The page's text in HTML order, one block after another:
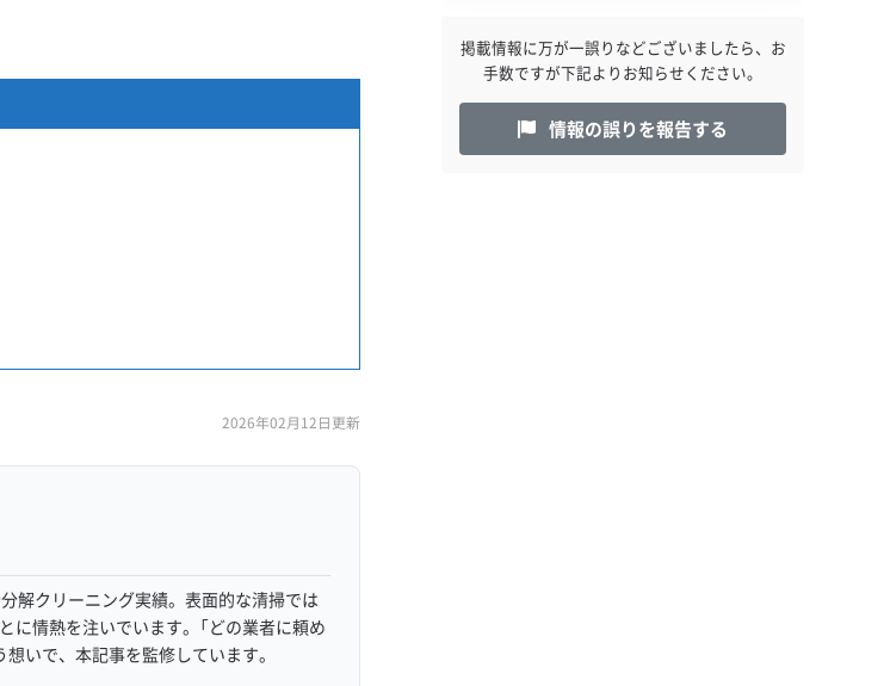
2026年02月12日更新
解クリーニング実績。表面的な清掃では
情熱を注いでいます。「どの業者に頼め
いで、本記事を監修しています。
掲載情報に万が一誤りなどございましたら、お
手数ですが下記よりお知らせください。
情報の誤りを報告する